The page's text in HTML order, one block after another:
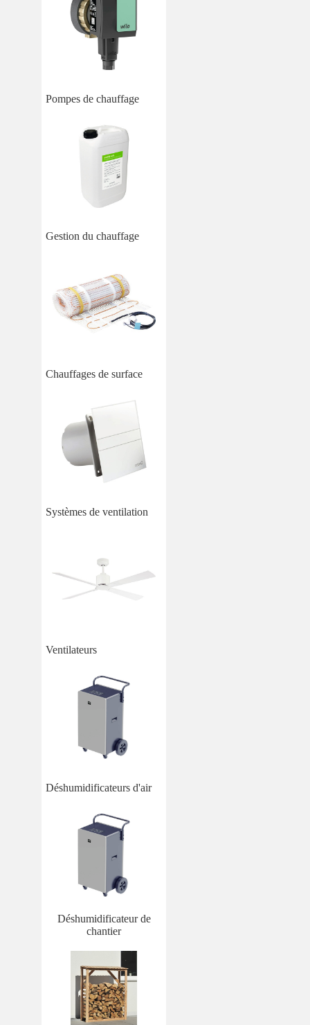
Pompes de chauffage
Gestion du chauffage
Chauffages de surface
Systèmes de ventilation
Ventilateurs
Déshumidificateurs d'air
Déshumidificateur de
chantier